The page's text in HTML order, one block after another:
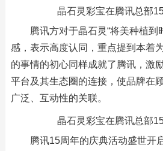
晶石灵彩宝在腾讯总部
腾讯方对于晶石灵“将美种植到
感，表示高度认同，重点提到本着
的事情的初心同样成就了腾讯，激
平台及其生态圈的连接，使品牌在
广泛、互动性的关联。
晶石灵彩宝在腾讯总部
腾讯15周年的庆典活动盛世开